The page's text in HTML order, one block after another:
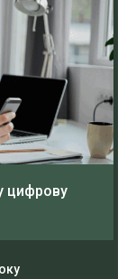
цифрову